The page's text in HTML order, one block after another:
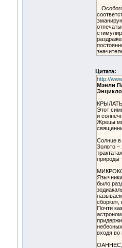
Цитата:
http://
Мэнли
Этот
и
Жрецы
Солнце в
Золото –
природы
было
сборке»,
Почти
входя во